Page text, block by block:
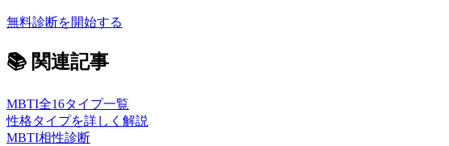
無料診断を開始する
📚 関連記事
MBTI全16タイプ一覧
性格タイプを詳しく解説
MBTI相性診断